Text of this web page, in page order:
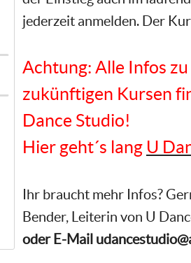
jederzeit anmelden. Der
Achtung: Alle Infos
zukünftigen Kursen
Dance Studio!
Hier geht´s lang U
Ihr braucht mehr Infos?
Bender, Leiterin von U
oder E-Mail